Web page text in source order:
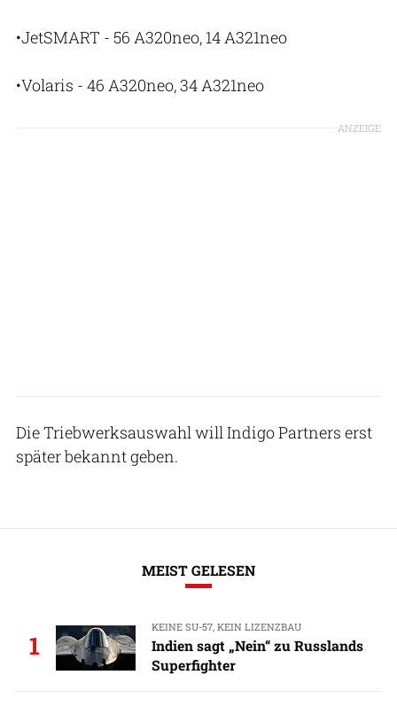
•JetSMART - 56 A320neo, 14 A321neo
•Volaris - 46 A320neo, 34 A321neo
ANZEIGE
Die Triebwerksauswahl will Indigo Partners erst
später bekannt geben.
MEIST GELESEN
1
KEINE SU-57, KEIN LIZENZBAU
Indien sagt „Nein“ zu Russlands
Superfighter